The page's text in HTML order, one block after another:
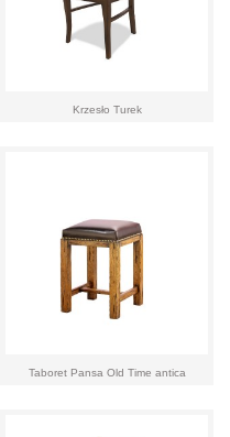
Krzesło Turek
Taboret Pansa Old Time antica